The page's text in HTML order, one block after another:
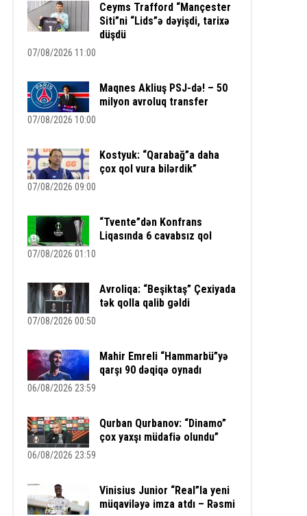
Ceyms Trafford “Mançester
Siti”ni “Lids”ə dəyişdi, tarixə
düşdü
07/08/2026 11:00
Maqnes Akliuş PSJ-də! – 50
milyon avroluq transfer
07/08/2026 10:00
Kostyuk: “Qarabağ”a daha
çox qol vura bilərdik”
07/08/2026 09:00
“Tvente”dən Konfrans
Liqasında 6 cavabsız qol
07/08/2026 01:10
Avroliqa: “Beşiktaş” Çexiyada
tək qolla qalib gəldi
07/08/2026 00:50
Mahir Emreli “Hammarbü”yə
qarşı 90 dəqiqə oynadı
06/08/2026 23:59
Qurban Qurbanov: “Dinamo”
çox yaxşı müdafiə olundu”
06/08/2026 23:59
Vinisius Junior “Real”la yeni
müqaviləyə imza atdı – Rəsmi